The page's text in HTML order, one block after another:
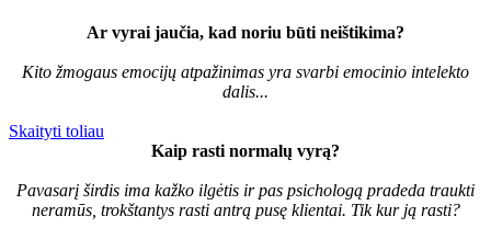
Ar vyrai jaučia, kad noriu būti neištikima?
Kito žmogaus emocijų atpažinimas yra svarbi emocinio intelekto
dalis...
Skaityti toliau
Kaip rasti normalų vyrą?
Pavasarį širdis ima kažko ilgėtis ir pas psichologą pradeda traukti
neramūs, trokštantys rasti antrą pusę klientai. Tik kur ją rasti?